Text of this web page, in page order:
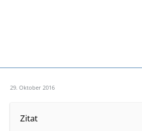
29. Oktober 2016
Zitat